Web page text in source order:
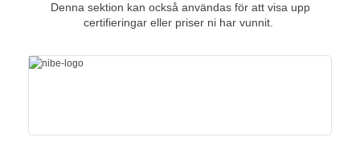
Denna sektion kan också användas för att visa upp
certifieringar eller priser ni har vunnit.